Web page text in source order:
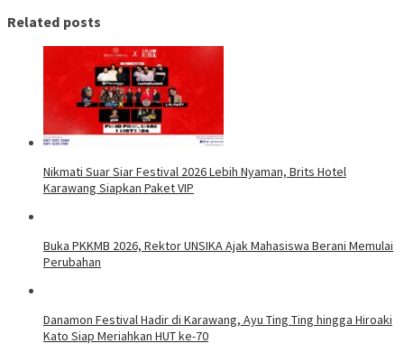
Related posts
Nikmati Suar Siar Festival 2026 Lebih Nyaman, Brits Hotel
Karawang Siapkan Paket VIP
Buka PKKMB 2026, Rektor UNSIKA Ajak Mahasiswa Berani Memulai
Perubahan
Danamon Festival Hadir di Karawang, Ayu Ting Ting hingga Hiroaki
Kato Siap Meriahkan HUT ke-70